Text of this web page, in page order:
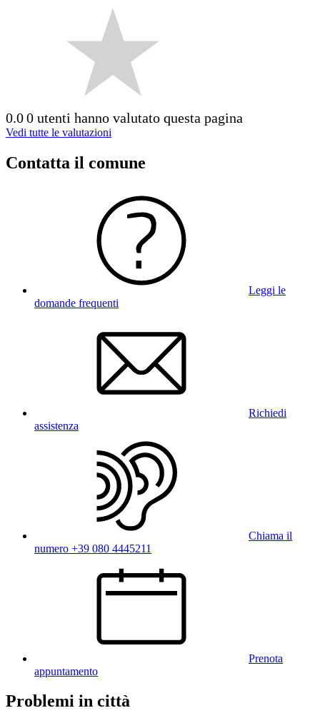
0.00 utenti hanno valutato questa pagina
Vedi tutte le valutazioni
Contatta il comune
Leggi le
domande frequenti
Richiedi
assistenza
Chiama il
numero +39 080 4445211
Prenota
appuntamento
Problemi in città